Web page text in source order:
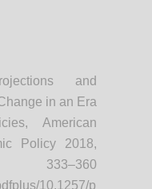
and
in an Era
American
Policy 2018,
10.1257/p